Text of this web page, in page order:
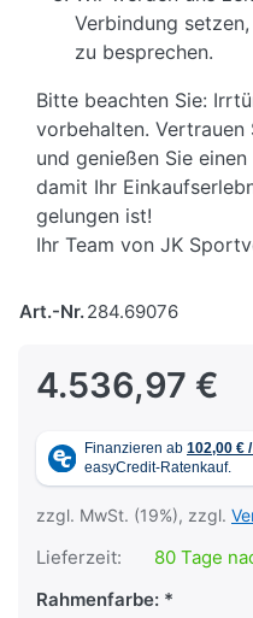
Verbindung
zu besprechen.
Bitte beachten Sie:
vorbehalten. Vertrauen
und genießen Sie
damit Ihr
gelungen ist!
Ihr Team von JK
Art.-Nr.284.69076
4.536,97 €
zzgl. MwSt. (19%), zzgl.
Lieferzeit:
80 Tage
Rahmenfarbe: